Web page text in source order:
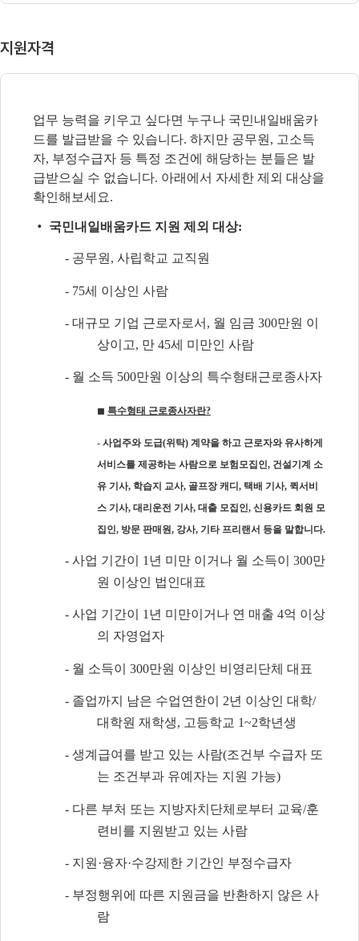
지원자격
업무 능력을 키우고 싶다면 누구나 국민내일배움카
드를 발급받을 수 있습니다. 하지만 공무원 , 고소득
자, 부정수급자 등 특정 조건에 해당하는 분들은 발
급받으실 수 없습니다. 아래에서 자세한 제외 대상을
확인해보세요.
‧ 국민내일배움카드 지원 제외 대상:
- 공무원 , 사립학교 교직원
- 75세 이상인 사람
- 대규모 기업 근로자로서 , 월 임금 300만원 이
상이고, 만45세 미만인 사람
- 월 소득 500만원 이상의 특수형태근로종사자
◼ 특수형태 근로종사자란?
- 사업주와 도급(위탁) 계약을 하고 근로자와 유사하게
서비스를 제공하는 사람으로 보험모집인, 건설기계 소
유 기사, 학습지 교사, 골프장 캐디, 택배 기사, 퀵서비
스 기사, 대리운전 기사, 대출 모집인, 신용카드 회원 모
집인, 방문 판매원, 강사, 기타 프리랜서 등을 말합니다.
- 사업 기간이 1 년 미만 이거나 월 소득이 300만
원 이상인 법인대표
- 사업 기간이 1년 미만이거나 연 매출 4억 이상
의 자영업자
- 월 소득이 300만원 이상인 비영리단체 대표
- 졸업까지 남은 수업연한이 2년 이상인 대학/
대학원 재학생, 고등학교 1~2학년생
- 생계급여를 받고 있는 사람(조건부 수급자 또
는 조건부과 유예자는 지원 가능)
- 다른 부처 또는 지방자치단체로부터 교육/훈
련비를 지원받고 있는 사람
- 지원 ·융자·수강제한 기간인 부정수급자
- 부정행위에 따른 지원금을 반환하지 않은 사
람